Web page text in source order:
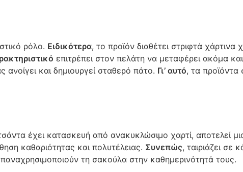
ρόλο. Ειδικότερα, το προϊόν διαθέτει στριφτά χάρτινα
επιτρέπει στον πελάτη να μεταφέρει ακόμα
ανοίγει και δημιουργεί σταθερό πάτο. Γι’ αυτό, τα προϊόντα
έχει κατασκευή από ανακυκλώσιμο χαρτί, αποτελεί
καθαριότητας και πολυτέλειας. Συνεπώς, ταιριάζει σε
τη σακούλα στην καθημερινότητά τους.